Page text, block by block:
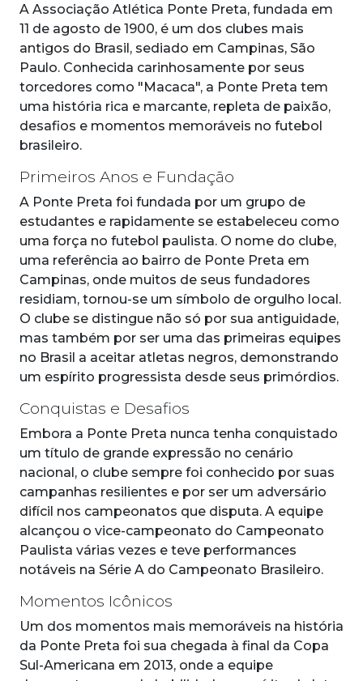
A Associação Atlética Ponte Preta, fundada em
11 de agosto de 1900, é um dos clubes mais
antigos do Brasil, sediado em Campinas, São
Paulo. Conhecida carinhosamente por seus
torcedores como "Macaca", a Ponte Preta tem
uma história rica e marcante, repleta de paixão,
desafios e momentos memoráveis no futebol
brasileiro.
Primeiros Anos e Fundação
A Ponte Preta foi fundada por um grupo de
estudantes e rapidamente se estabeleceu como
uma força no futebol paulista. O nome do clube,
uma referência ao bairro de Ponte Preta em
Campinas, onde muitos de seus fundadores
residiam, tornou-se um símbolo de orgulho local.
O clube se distingue não só por sua antiguidade,
mas também por ser uma das primeiras equipes
no Brasil a aceitar atletas negros, demonstrando
um espírito progressista desde seus primórdios.
Conquistas e Desafios
Embora a Ponte Preta nunca tenha conquistado
um título de grande expressão no cenário
nacional, o clube sempre foi conhecido por suas
campanhas resilientes e por ser um adversário
difícil nos campeonatos que disputa. A equipe
alcançou o vice-campeonato do Campeonato
Paulista várias vezes e teve performances
notáveis na Série A do Campeonato Brasileiro.
Momentos Icônicos
Um dos momentos mais memoráveis na história
da Ponte Preta foi sua chegada à final da Copa
Sul-Americana em 2013, onde a equipe